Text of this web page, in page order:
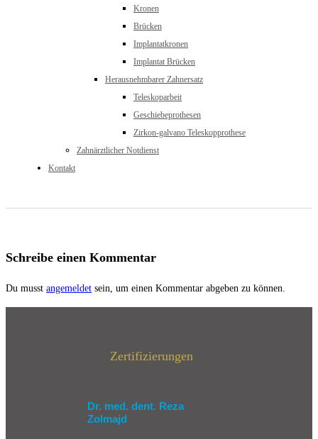
Kronen
Brücken
Implantatkronen
Implantat Brücken
Herausnehmbarer Zahnersatz
Teleskoparbeit
Geschiebeprothesen
Zirkon-galvano Teleskopprothese
Zahnärztlicher Notdienst
Kontakt
Schreibe einen Kommentar
Du musst angemeldet sein, um einen Kommentar abgeben zu können.
Zertifizierungen
Dr. med. dent. Reza
Zolmajd